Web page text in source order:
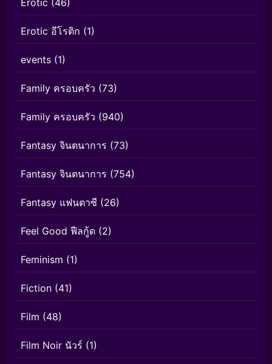
Erotic (46)
Erotic อีโรติก (1)
events (1)
Family ครอบครัว (73)
Family ครอบครัว (940)
Fantasy จินตนาการ (73)
Fantasy จินตนาการ (754)
Fantasy แฟนตาซี (26)
Feel Good ฟีลกู้ด (2)
Feminism (1)
Fiction (41)
Film (48)
Film Noir นัวร์ (1)